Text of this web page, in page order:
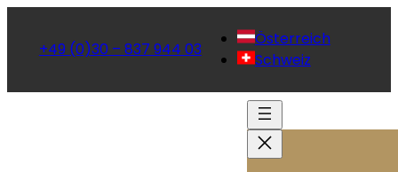
+49 (0)30 – 837 944 03
Österreich
Schweiz